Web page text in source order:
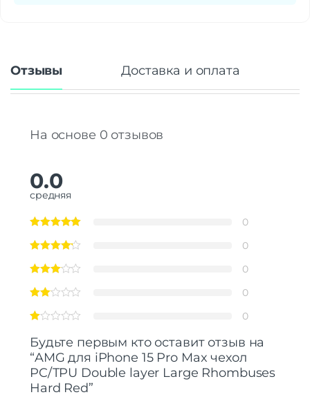
Отзывы Доставка и оплата
На основе 0 отзывов
0.0
средняя
0
0
0
0
0
Будьте первым кто оставит отзыв на
“AMG для iPhone 15 Pro Max чехол
PC/TPU Double layer Large Rhombuses
Hard Red”